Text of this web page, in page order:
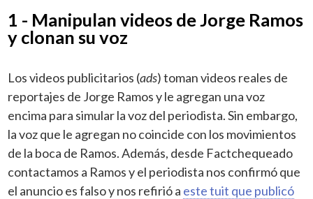
1 - Manipulan videos de Jorge Ramos
y clonan su voz
Los videos publicitarios (ads) toman videos reales de
reportajes de Jorge Ramos y le agregan una voz
encima para simular la voz del periodista. Sin embargo,
la voz que le agregan no coincide con los movimientos
de la boca de Ramos. Además, desde Factchequeado
contactamos a Ramos y el periodista nos confirmó que
el anuncio es falso y nos refirió a este tuit que publicó